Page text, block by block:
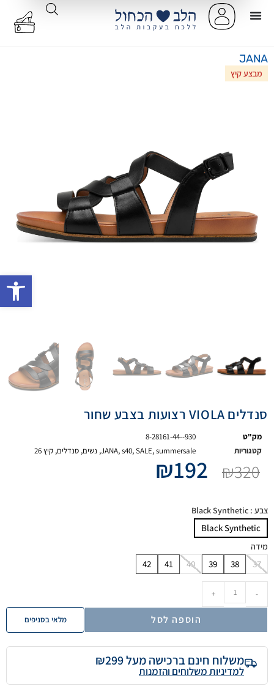
JANA
מבצע קיץ
סנדלים VIOLA רצועות בצבע שחור
מק"ט
8-28161-44--930
קטגוריות
JANA,s40,SALE,summersale
, נשים, סנדלים, קיץ 26
₪320
₪192
צבע : Black Synthetic
Black Synthetic
מידה
37
38
39
40
41
42
-
+
הוספה לסל מלאי בסניפים
משלוח חינם ברכישה מעל ₪299
למדיניות משלוחים והזמנות